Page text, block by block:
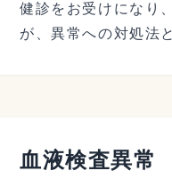
健診をお受けになり
が、異常への対処法
血液検査異常